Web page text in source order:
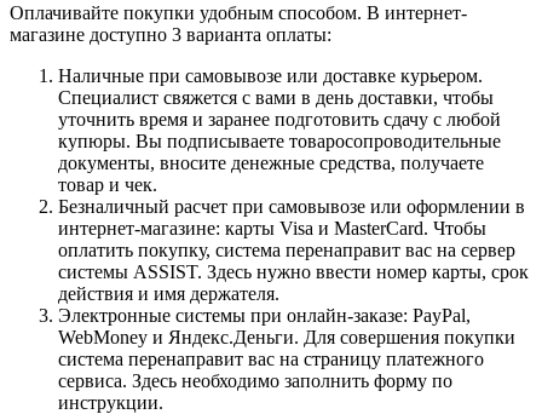
Оплачивайте покупки удобным способом. В интернет-
магазине доступно 3 варианта оплаты:
Наличные при самовывозе или доставке курьером.
Специалист свяжется с вами в день доставки, чтобы
уточнить время и заранее подготовить сдачу с любой
купюры. Вы подписываете товаросопроводительные
документы, вносите денежные средства, получаете
товар и чек.
Безналичный расчет при самовывозе или оформлении в
интернет-магазине: карты Visa и MasterCard. Чтобы
оплатить покупку, система перенаправит вас на сервер
системы ASSIST. Здесь нужно ввести номер карты, срок
действия и имя держателя.
Электронные системы при онлайн-заказе: PayPal,
WebMoney и Яндекс.Деньги. Для совершения покупки
система перенаправит вас на страницу платежного
сервиса. Здесь необходимо заполнить форму по
инструкции.